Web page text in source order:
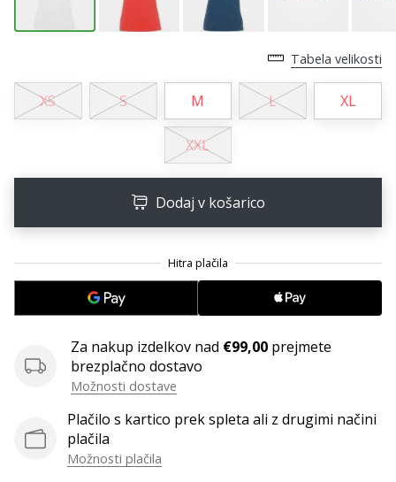
Tabela velikosti
XS S M L XL
XXL
Dodaj v košarico
Za nakup izdelkov nad €99,00 prejmete
brezplačno dostavo
Možnosti dostave
Plačilo s kartico prek spleta ali z drugimi načini
plačila
Možnosti plačila